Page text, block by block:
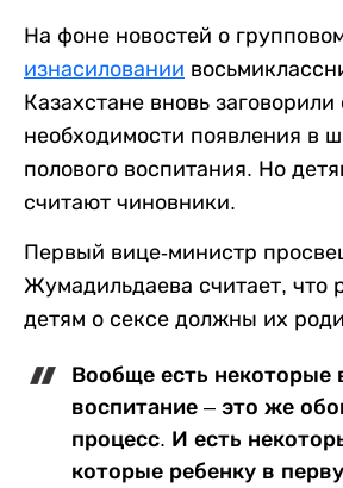
На фоне новостей о
изнасиловании
Казахстане вновь заговорили
необходимости появления в
полового воспитания. Но
считают чиновники.
Первый вице-министр
Жумадильдаева считает, что
детям о сексе должны их
Вообще есть некоторые
воспитание – это же
процесс. И есть
которые ребенку в